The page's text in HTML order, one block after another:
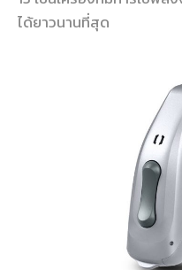
ได้ยาวนานที่สุด